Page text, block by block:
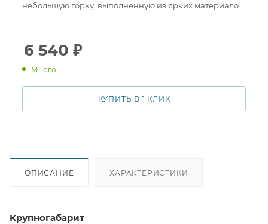
небольшую горку, выполненную из ярких материалов
мышцы ребенка, а также развивает воображение и
интерес к исследованию окружающего мира. Горочка
Космос Edu-Play привлечет внимание вашего малыша
и станет любимым развлечением на долгое время.
6 540 ₽
Много
КУПИТЬ В 1 КЛИК
ОПИСАНИЕ ХАРАКТЕРИСТИКИ
Крупногабарит